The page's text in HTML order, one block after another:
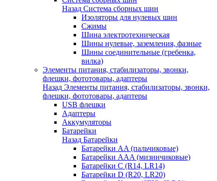
Назад Система сборных шин
Изоляторы для нулевых шин
Сжимы
Шина электротехническая
Шины нулевые, заземления, фазные
Шины соединительные (гребенка,
вилка)
Элементы питания, стабилизаторы, звонки,
флешки, фототовары, адаптеры
Назад Элементы питания, стабилизаторы, звонки,
флешки, фототовары, адаптеры
USB флешки
Адаптеры
Аккумуляторы
Батарейки
Назад Батарейки
Батарейки AA (пальчиковые)
Батарейки AAA (мизинчиковые)
Батарейки C (R14, LR14)
Батарейки D (R20, LR20)